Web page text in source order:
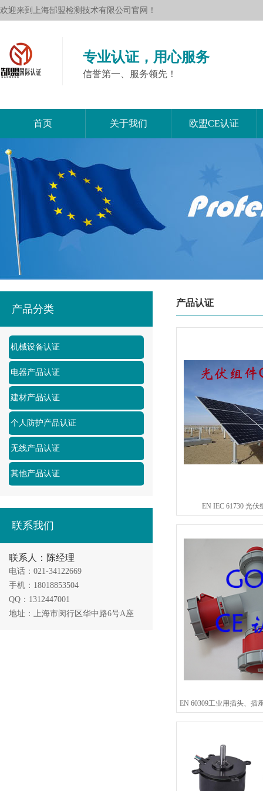
欢迎来到上海郜盟检测技术有限公司官网！
专业认证，用心服务
信誉第一、服务领先！
首页 关于我们 欧盟CE认证
产品分类
机械设备认证
电器产品认证
建材产品认证
个人防护产品认证
无线产品认证
其他产品认证
联系我们
联系人：陈经理
电话：021-34122669
手机：18018853504
QQ：1312447001
地址：上海市闵行区华中路6号A座
产品认证
EN IEC 61730 光